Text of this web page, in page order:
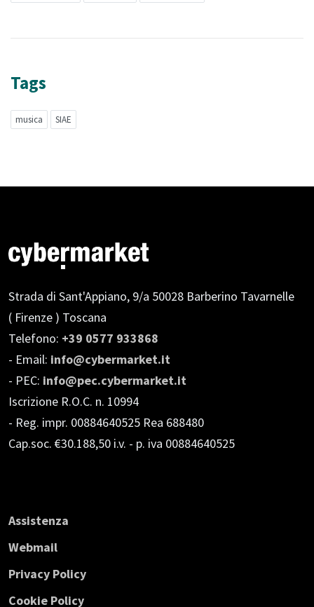
Tags
musica SIAE
Strada di Sant'Appiano, 9/a 50028 Barberino Tavarnelle
( Firenze ) Toscana
Telefono: +39 0577 933868
- Email: info@cybermarket.it
- PEC: info@pec.cybermarket.it
Iscrizione R.O.C. n. 10994
- Reg. impr. 00884640525 Rea 688480
Cap.soc. €30.188,50 i.v. - p. iva 00884640525
Assistenza
Webmail
Privacy Policy
Cookie Policy